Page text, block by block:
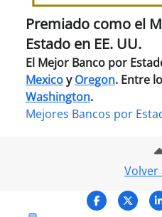
Premiado como el
Estado en EE. UU.
El Mejor Banco por
Mexicoy Oregon. Entre
Washington.
Mejores Bancos por
Facebook
X